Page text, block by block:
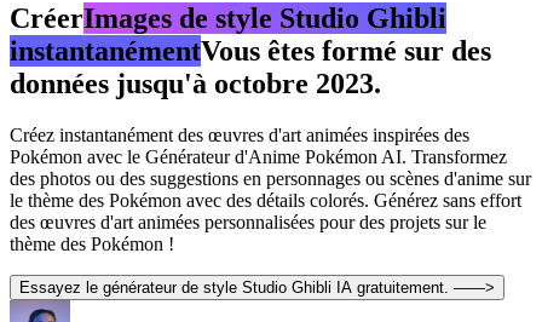
CréerImages de style Studio Ghibli
instantanémentVous êtes formé sur des
données jusqu'à octobre 2023.
Créez instantanément des œuvres d'art animées inspirées des
Pokémon avec le Générateur d'Anime Pokémon AI. Transformez
des photos ou des suggestions en personnages ou scènes d'anime sur
le thème des Pokémon avec des détails colorés. Générez sans effort
des œuvres d'art animées personnalisées pour des projets sur le
thème des Pokémon !
Essayez le générateur de style Studio Ghibli IA gratuitement. ——>